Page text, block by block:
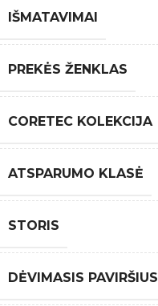
IŠMATAVIMAI
PREKĖS ŽENKLAS
CORETEC KOLEKCIJA
ATSPARUMO KLASĖ
STORIS
DĖVIMASIS PAVIRŠIUS